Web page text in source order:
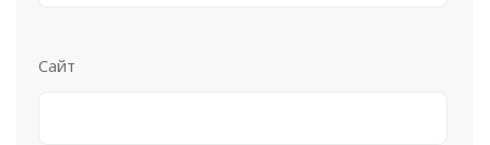
Сайт